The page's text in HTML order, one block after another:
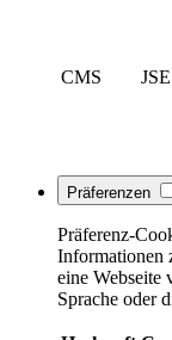
CMS
Präferenzen
Präferenz-
Informationen
eine Webseite
Sprache oder